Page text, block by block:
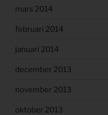
mars 2014
februari 2014
januari 2014
december 2013
november 2013
oktober 2013